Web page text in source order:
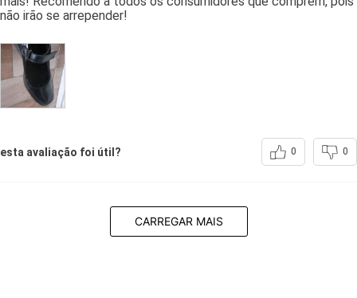
não irão se arrepender!
esta avaliação foi útil? 0 0
CARREGAR MAIS